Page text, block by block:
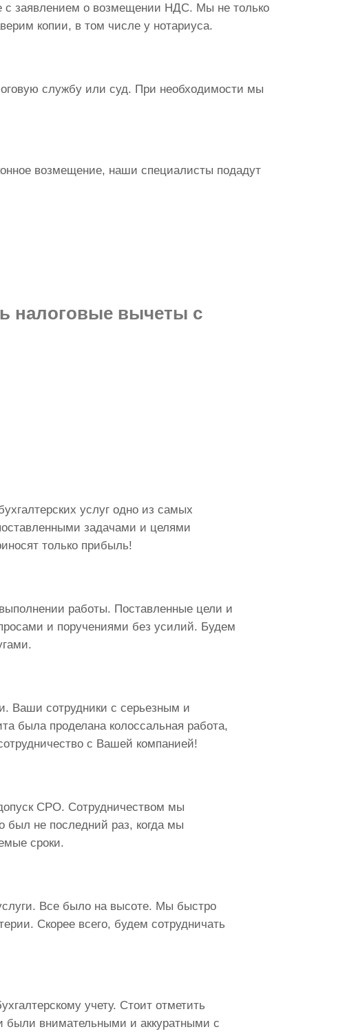
с заявлением о возмещении НДС. Мы не только
копии, в том числе у нотариуса.
службу или суд. При необходимости мы
возмещение, наши специалисты подадут
налоговые вычеты с
услуг одно из самых
задачами и целями
только прибыль!
работы. Поставленные цели и
и поручениями без усилий. Будем
Ваши сотрудники с серьезным и
была проделана колоссальная работа,
с Вашей компанией!
СРО. Сотрудничеством мы
был не последний раз, когда мы
сроки.
Все было на высоте. Мы быстро
Скорее всего, будем сотрудничать
учету. Стоит отметить
были внимательными и аккуратными с